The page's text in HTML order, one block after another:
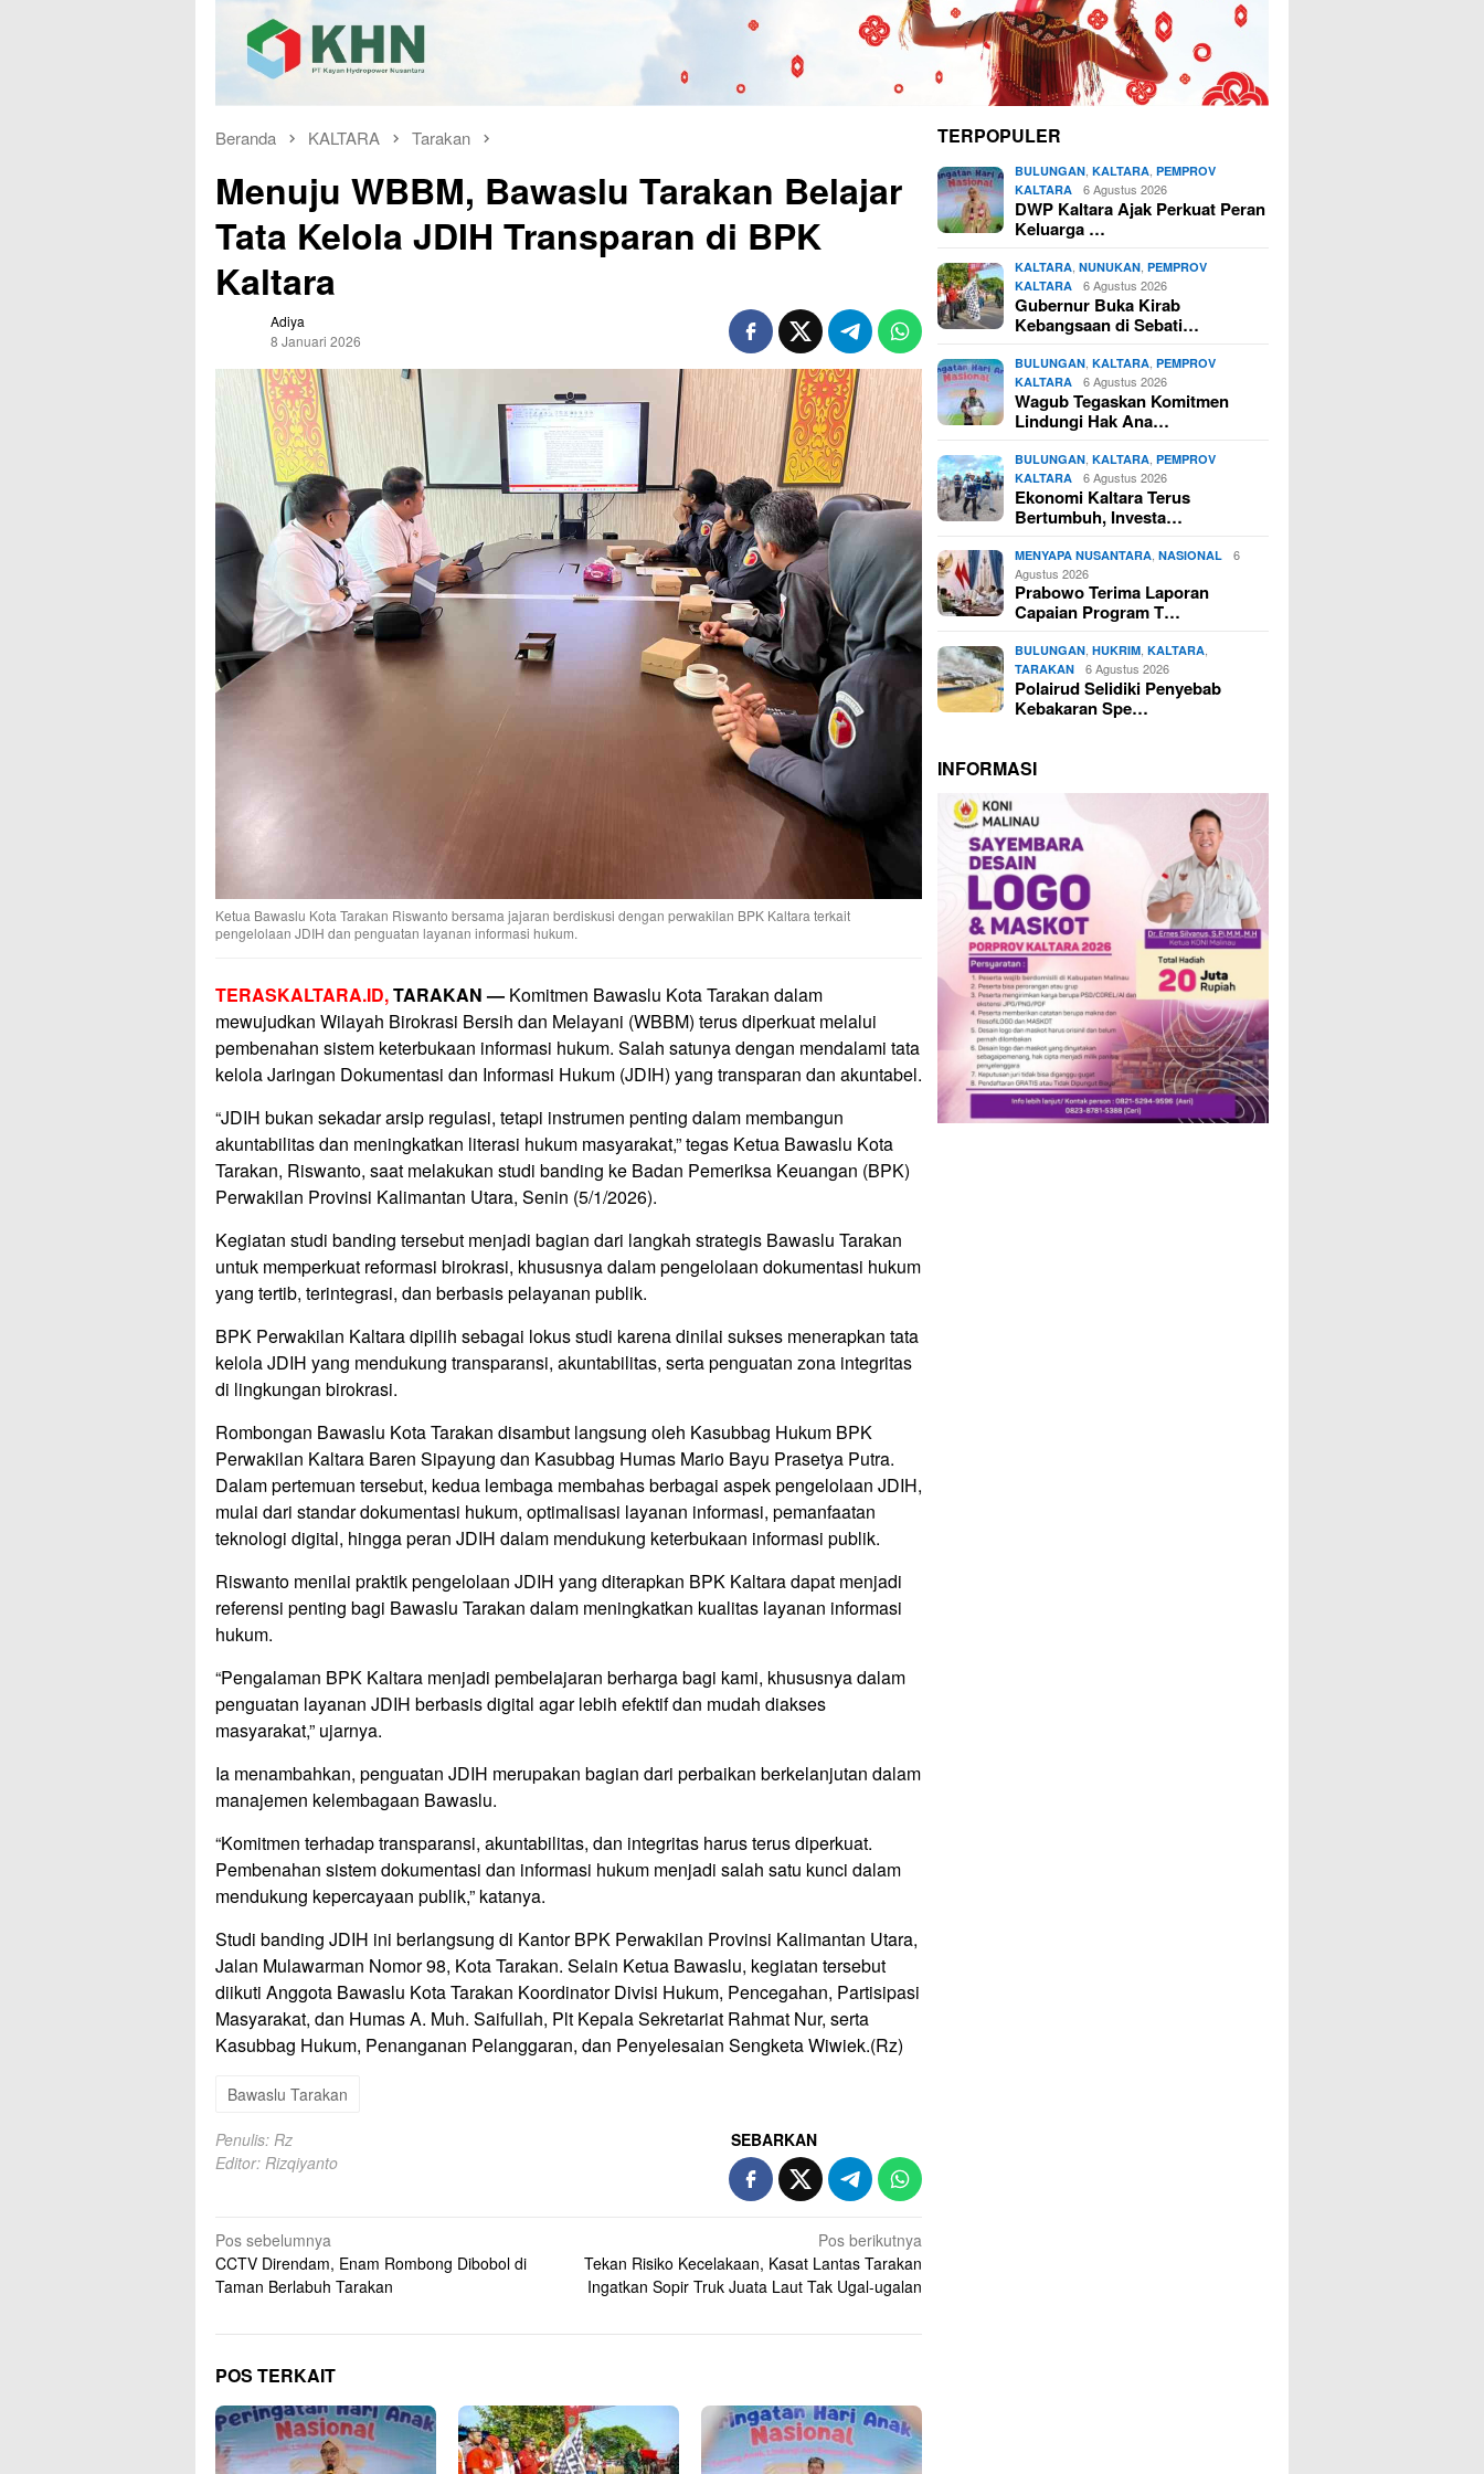
Beranda KALTARA Tarakan
Menuju WBBM, Bawaslu Tarakan Belajar
Tata Kelola JDIH Transparan di BPK
Kaltara
Adiya
8 Januari 2026
Ketua Bawaslu Kota Tarakan Riswanto bersama jajaran berdiskusi dengan perwakilan BPK Kaltara terkait
pengelolaan JDIH dan penguatan layanan informasi hukum.
TERASKALTARA.ID,TARAKAN — Komitmen Bawaslu Kota Tarakan dalam
mewujudkan Wilayah Birokrasi Bersih dan Melayani (WBBM) terus diperkuat melalui
pembenahan sistem keterbukaan informasi hukum. Salah satunya dengan mendalami tata
kelola Jaringan Dokumentasi dan Informasi Hukum (JDIH) yang transparan dan akuntabel.
“JDIH bukan sekadar arsip regulasi, tetapi instrumen penting dalam membangun
akuntabilitas dan meningkatkan literasi hukum masyarakat,” tegas Ketua Bawaslu Kota
Tarakan, Riswanto, saat melakukan studi banding ke Badan Pemeriksa Keuangan (BPK)
Perwakilan Provinsi Kalimantan Utara, Senin (5/1/2026).
Kegiatan studi banding tersebut menjadi bagian dari langkah strategis Bawaslu Tarakan
untuk memperkuat reformasi birokrasi, khususnya dalam pengelolaan dokumentasi hukum
yang tertib, terintegrasi, dan berbasis pelayanan publik.
BPK Perwakilan Kaltara dipilih sebagai lokus studi karena dinilai sukses menerapkan tata
kelola JDIH yang mendukung transparansi, akuntabilitas, serta penguatan zona integritas
di lingkungan birokrasi.
Rombongan Bawaslu Kota Tarakan disambut langsung oleh Kasubbag Hukum BPK
Perwakilan Kaltara Baren Sipayung dan Kasubbag Humas Mario Bayu Prasetya Putra.
Dalam pertemuan tersebut, kedua lembaga membahas berbagai aspek pengelolaan JDIH,
mulai dari standar dokumentasi hukum, optimalisasi layanan informasi, pemanfaatan
teknologi digital, hingga peran JDIH dalam mendukung keterbukaan informasi publik.
Riswanto menilai praktik pengelolaan JDIH yang diterapkan BPK Kaltara dapat menjadi
referensi penting bagi Bawaslu Tarakan dalam meningkatkan kualitas layanan informasi
hukum.
“Pengalaman BPK Kaltara menjadi pembelajaran berharga bagi kami, khususnya dalam
penguatan layanan JDIH berbasis digital agar lebih efektif dan mudah diakses
masyarakat,” ujarnya.
Ia menambahkan, penguatan JDIH merupakan bagian dari perbaikan berkelanjutan dalam
manajemen kelembagaan Bawaslu.
“Komitmen terhadap transparansi, akuntabilitas, dan integritas harus terus diperkuat.
Pembenahan sistem dokumentasi dan informasi hukum menjadi salah satu kunci dalam
mendukung kepercayaan publik,” katanya.
Studi banding JDIH ini berlangsung di Kantor BPK Perwakilan Provinsi Kalimantan Utara,
Jalan Mulawarman Nomor 98, Kota Tarakan. Selain Ketua Bawaslu, kegiatan tersebut
diikuti Anggota Bawaslu Kota Tarakan Koordinator Divisi Hukum, Pencegahan, Partisipasi
Masyarakat, dan Humas A. Muh. Saifullah, Plt Kepala Sekretariat Rahmat Nur, serta
Kasubbag Hukum, Penanganan Pelanggaran, dan Penyelesaian Sengketa Wiwiek.(Rz)
Bawaslu Tarakan
Penulis: Rz
Editor: Rizqiyanto
SEBARKAN
Navigasi
pos
Pos sebelumnya
CCTV Direndam, Enam Rombong Dibobol di
Taman Berlabuh Tarakan
Pos berikutnya
Tekan Risiko Kecelakaan, Kasat Lantas Tarakan
Ingatkan Sopir Truk Juata Laut Tak Ugal-ugalan
POS TERKAIT
TERPOPULER
BULUNGAN ,KALTARA ,PEMPROV
KALTARA
6 Agustus 2026
DWP Kaltara Ajak Perkuat Peran
Keluarga …
KALTARA ,NUNUKAN ,PEMPROV
KALTARA
6 Agustus 2026
Gubernur Buka Kirab
Kebangsaan di Sebati…
BULUNGAN ,KALTARA ,PEMPROV
KALTARA
6 Agustus 2026
Wagub Tegaskan Komitmen
Lindungi Hak Ana…
BULUNGAN ,KALTARA ,PEMPROV
KALTARA
6 Agustus 2026
Ekonomi Kaltara Terus
Bertumbuh, Investa…
MENYAPA NUSANTARA ,NASIONAL
6
Agustus 2026
Prabowo Terima Laporan
Capaian Program T…
BULUNGAN ,HUKRIM ,KALTARA
TARAKAN 6 Agustus 2026
Polairud Selidiki Penyebab
Kebakaran Spe…
INFORMASI